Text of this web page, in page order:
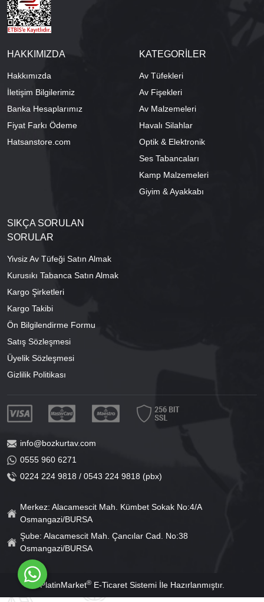
HAKKIMIZDA
Hakkımızda
İletişim Bilgilerimiz
Banka Hesaplarımız
Fiyat Farkı Ödeme
Hatsanstore.com
KATEGORİLER
Av Tüfekleri
Av Fişekleri
Av Malzemeleri
Havalı Silahlar
Optik & Elektronik
Ses Tabancaları
Kamp Malzemeleri
Giyim & Ayakkabı
SIKÇA SORULAN
SORULAR
Yivsiz Av Tüfeği Satın Almak
Kurusıkı Tabanca Satın Almak
Kargo Şirketleri
Kargo Takibi
Ön Bilgilendirme Formu
Satış Sözleşmesi
Üyelik Sözleşmesi
Gizlilik Politikası
info@bozkurtav.com
0555 960 6271
0224 224 9818 / 0543 224 9818 (pbx)
Merkez: Alacamescit Mah. Kümbet Sokak No:4/A
Osmangazi/BURSA
Şube: Alacamescit Mah. Çancılar Cad. No:38
Osmangazi/BURSA
PlatinMarket®E-Ticaret Sistemiİle Hazırlanmıştır.